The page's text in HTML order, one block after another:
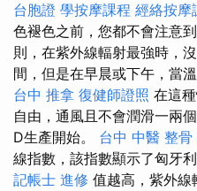
台胞證 學按摩課程 經絡按摩
色褪色之前，您都不會注意
則，在紫外線輻射最強時，
間，但是在早晨或下午，當
台中 推拿 復健師證照 在這
自由，通風且不會潤滑一兩
D生產開始。 台中 中醫 整骨
線指數，該指數顯示了匈牙
記帳士 進修 值越高，紫外線